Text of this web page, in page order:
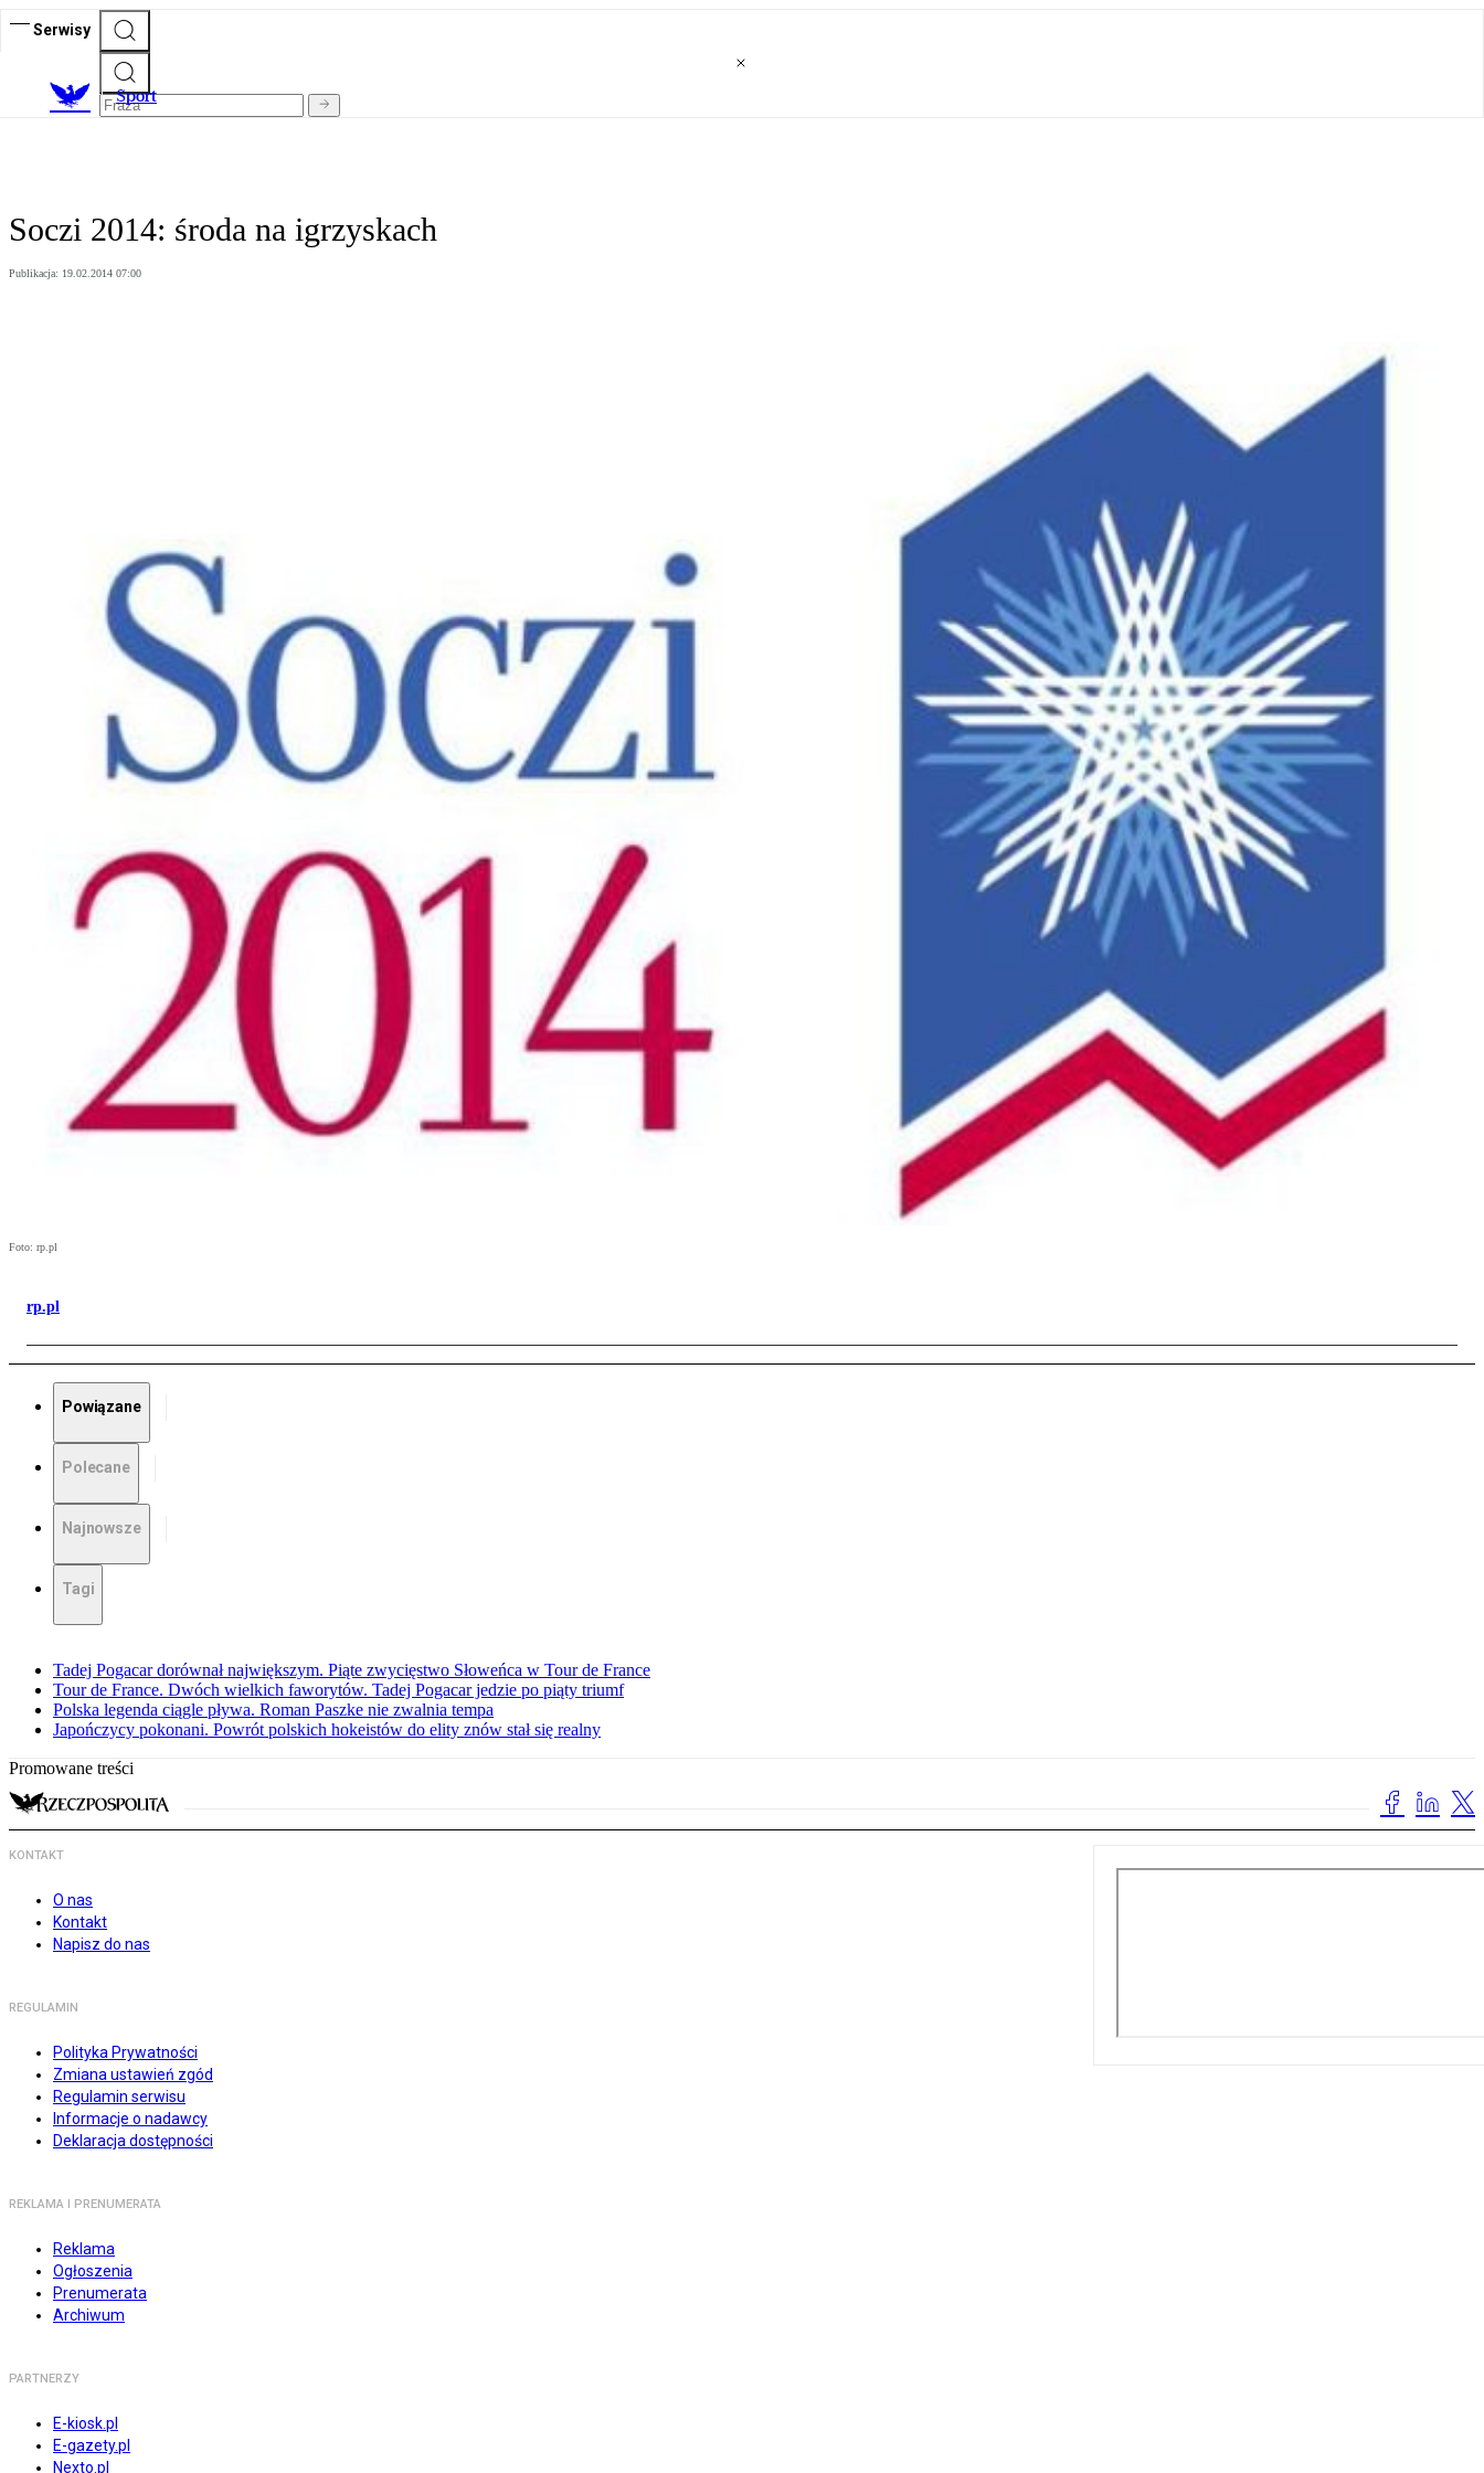
Serwisy
Sport
Soczi 2014: środa na igrzyskach
Publikacja: 19.02.2014 07:00
Foto: rp.pl
rp.pl
Powiązane
Polecane
Najnowsze
Tagi
Tadej Pogacar dorównał największym. Piąte zwycięstwo Słoweńca w Tour de France
Tour de France. Dwóch wielkich faworytów. Tadej Pogacar jedzie po piąty triumf
Polska legenda ciągle pływa. Roman Paszke nie zwalnia tempa
Japończycy pokonani. Powrót polskich hokeistów do elity znów stał się realny
Promowane treści
KONTAKT
O nas
Kontakt
Napisz do nas
REGULAMIN
Polityka Prywatności
Zmiana ustawień zgód
Regulamin serwisu
Informacje o nadawcy
Deklaracja dostępności
REKLAMA I PRENUMERATA
Reklama
Ogłoszenia
Prenumerata
Archiwum
PARTNERZY
E-kiosk.pl
E-gazety.pl
Nexto.pl